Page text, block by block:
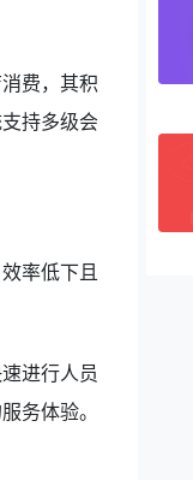
费，其积
持多级会
率低下且
进行人员
务体验。